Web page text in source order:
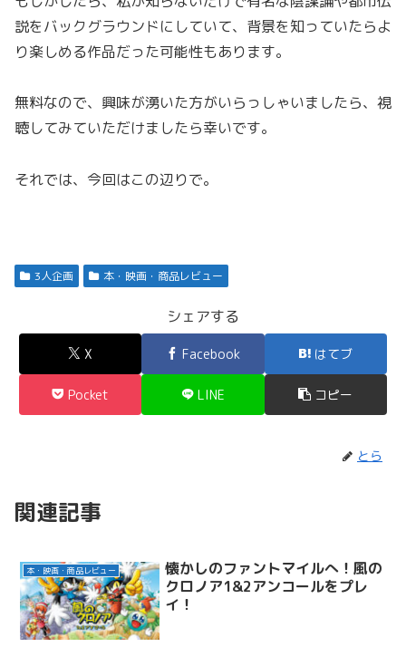
説をバックグラウンドにしていて、背景を知っていたらよ
り楽しめる作品だった可能性もあります。
無料なので、興味が湧いた方がいらっしゃいましたら、視
聴してみていただけましたら幸いです。
それでは、今回はこの辺りで。
3人企画 本・映画・商品レビュー
シェアする
X Facebook はてブ
Pocket LINE コピー
とら
関連記事
本・映画・商品レビュー
懐かしのファントマイルへ！風の
クロノア1&2アンコールをプレ
イ！